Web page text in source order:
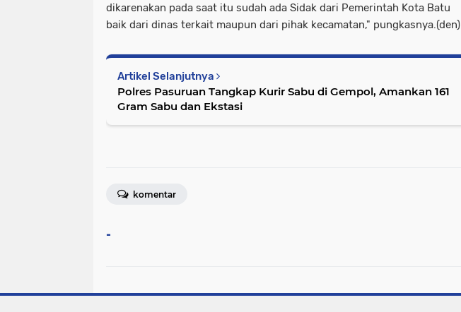
dikarenakan pada saat itu sudah ada Sidak dari Pemerintah Kota Batu
baik dari dinas terkait maupun dari pihak kecamatan," pungkasnya.(den)
Artikel Selanjutnya
Polres Pasuruan Tangkap Kurir Sabu di Gempol, Amankan 161
Gram Sabu dan Ekstasi
komentar
-